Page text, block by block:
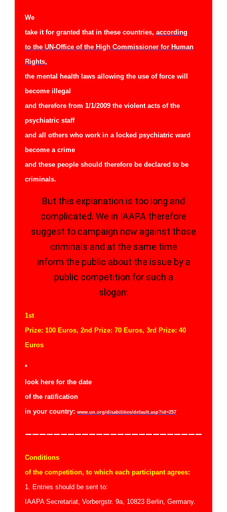
We
take it for granted that in these countries, according
to the UN-Office of the High Commissioner for Human
Rights,
the mental health laws allowing the use of force will
become illegal
and therefore from 1/1/2009 the violent acts of the
psychiatric staff
and all others who work in a locked psychiatric ward
become a crime
and these people should therefore be declared to be
criminals.
But this explanation is too long and
complicated. We in IAAPA therefore
suggest to campaign now against those
criminals and at the same time
inform the public about the issue by a
public competition for such a
slogan:
1st
Prize: 100 Euros, 2nd Prize: 70 Euros, 3rd Prize: 40
Euros
*
look here for the date
of the ratification
in your country: www.un.org/disabilities/default.asp?id=257
—————————————————————————
Conditions
of the competition, to which each participant agrees:
1. Entries should be sent to:
IAAPA Secretariat, Vorbergstr. 9a, 10823 Berlin, Germany.